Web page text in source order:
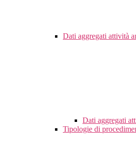
Dati aggregati attività
Dati aggregati
Tipologie di